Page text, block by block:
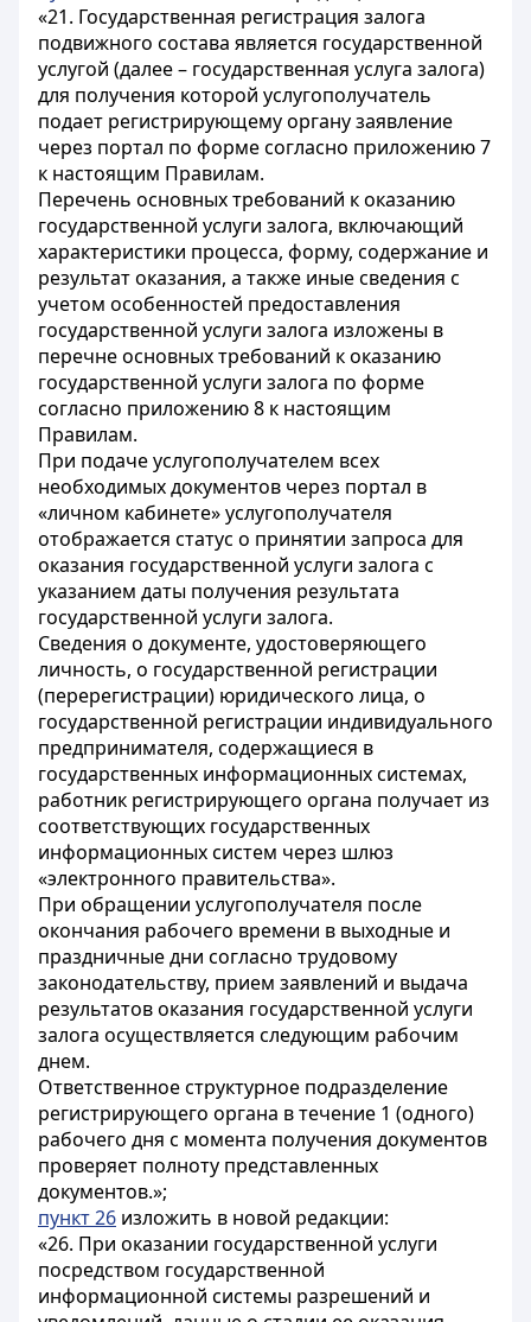
«21. Государственная регистрация залога
подвижного состава является государственной
услугой (далее – государственная услуга залога)
для получения которой услугополучатель
подает регистрирующему органу заявление
через портал по форме согласно приложению 7
к настоящим Правилам.
Перечень основных требований к оказанию
государственной услуги залога, включающий
характеристики процесса, форму, содержание и
результат оказания, а также иные сведения с
учетом особенностей предоставления
государственной услуги залога изложены в
перечне основных требований к оказанию
государственной услуги залога по форме
согласно приложению 8 к настоящим
Правилам.
При подаче услугополучателем всех
необходимых документов через портал в
«личном кабинете» услугополучателя
отображается статус о принятии запроса для
оказания государственной услуги залога с
указанием даты получения результата
государственной услуги залога.
Сведения о документе, удостоверяющего
личность, о государственной регистрации
(перерегистрации) юридического лица, о
государственной регистрации индивидуального
предпринимателя, содержащиеся в
государственных информационных системах,
работник регистрирующего органа получает из
соответствующих государственных
информационных систем через шлюз
«электронного правительства».
При обращении услугополучателя после
окончания рабочего времени в выходные и
праздничные дни согласно трудовому
законодательству, прием заявлений и выдача
результатов оказания государственной услуги
залога осуществляется следующим рабочим
днем.
Ответственное структурное подразделение
регистрирующего органа в течение 1 (одного)
рабочего дня с момента получения документов
проверяет полноту представленных
документов.»;
пункт 26 изложить в новой редакции:
«26. При оказании государственной услуги
посредством государственной
информационной системы разрешений и